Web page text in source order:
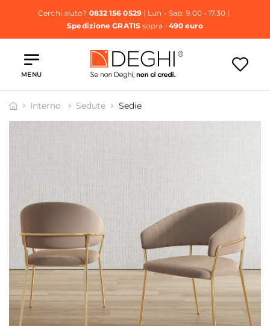
Cerchi aiuto? 0832 156 0529| Lun - Sab: 9.00 - 17.30 |
Spedizione GRATISsopra i 490 euro
MENU
Interno Sedute Sedie